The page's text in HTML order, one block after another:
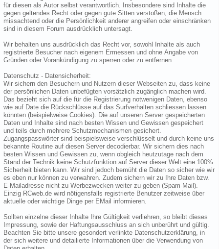
für diesen als Autor selbst verantwortlich. Insbesondere sind Inhalte die
gegen geltendes Recht oder gegen gute Sitten verstoßen, die Mensch
missachtend oder die Persönlichkeit anderer angreifen oder einschränken
sind in diesem Forum ausdrücklich untersagt.
Wir behalten uns ausdrücklich das Recht vor, sowohl Inhalte als auch
registrierte Besucher nach eigenem Ermessen und ohne Angabe von
Gründen oder Vorankündigung zu sperren oder zu entfernen.
Datenschutz - Datensicherheit:
Wir sichern den Besuchern und Nutzern dieser Webseiten zu, dass keine
der persönlichen Daten unbefügten vorsätzlich zugänglich machen wird.
Das bezieht sich auf die für die Registrierung notwenigen Daten, ebenso
wie auf Date die Rückschlüsse auf das Surfverhalten schliessen lassen
könnten (beispielweise Cookies). Die auf unseren Server gespeicherten
Daten und Inhalte sind nach besten Wissen und Gewissen gespeichert
und teils durch mehrere Schutzmechanismen gesichert.
Zugangspasswörter sind beispielsweise verschlüsselt und durch keine uns
bekannte Routine auf diesen Server decodierbar. Wir sichern dies nach
besten Wissen und Gewissen zu, wenn obgleich heutzutage nach dem
Stand der Technik keine Schutzfunktion auf Server dieser Welt eine 100%
Sicherheit bieten kann. Wir sind jedoch bemüht die Daten so sicher wie wir
es eben nur können zu verwahren. Zudem sichern wir zu Ihre Daten bzw.
E-Mailadresse nicht zu Werbezwecken weiter zu geben (Spam-Mail).
Einzig RCweb.de wird nötigensfalls registrierte Benutzer zeitweise über
aktuelle oder wichtige Dinge per EMail informieren.
Sollten einzelne dieser Inhalte Ihre Gültigkeit verliehren, so bleibt dieses
Impressung, sowie der Haftungsausschluss an sich unberührt und gültig.
Beachten Sie bitte unsere gesondert verlinkte Datenschutzerklärung, in
der sich weitere und detailierte Informationen über die Verwendung von